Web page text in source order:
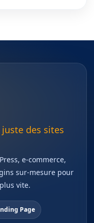
des sites
e-commerce,
sur-mesure pour
vite.
Page